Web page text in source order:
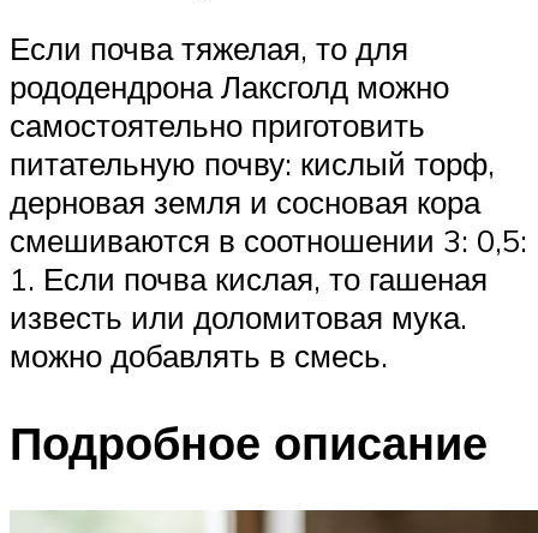
Если почва тяжелая, то для
рододендрона Лаксголд можно
самостоятельно приготовить
питательную почву: кислый торф,
дерновая земля и сосновая кора
смешиваются в соотношении 3: 0,5:
1. Если почва кислая, то гашеная
известь или доломитовая мука.
можно добавлять в смесь.
Подробное описание